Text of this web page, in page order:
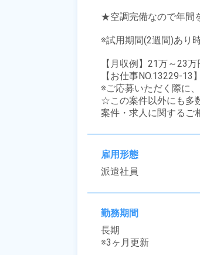
★空調完備なので年間
※試用期間(2週間)あり
【月収例】21万～23万
【お仕事NO.13229-13】
※ご応募いただく際に
☆この案件以外にも多
案件・求人に関するご
雇用形態
派遣社員
勤務期間
長期
※3ヶ月更新